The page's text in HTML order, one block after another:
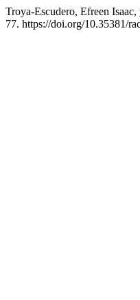
Troya-Escudero, Efreen
77. https://doi.org/10.35381/